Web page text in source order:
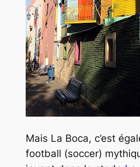
Mais La Boca, c’est
football (soccer)